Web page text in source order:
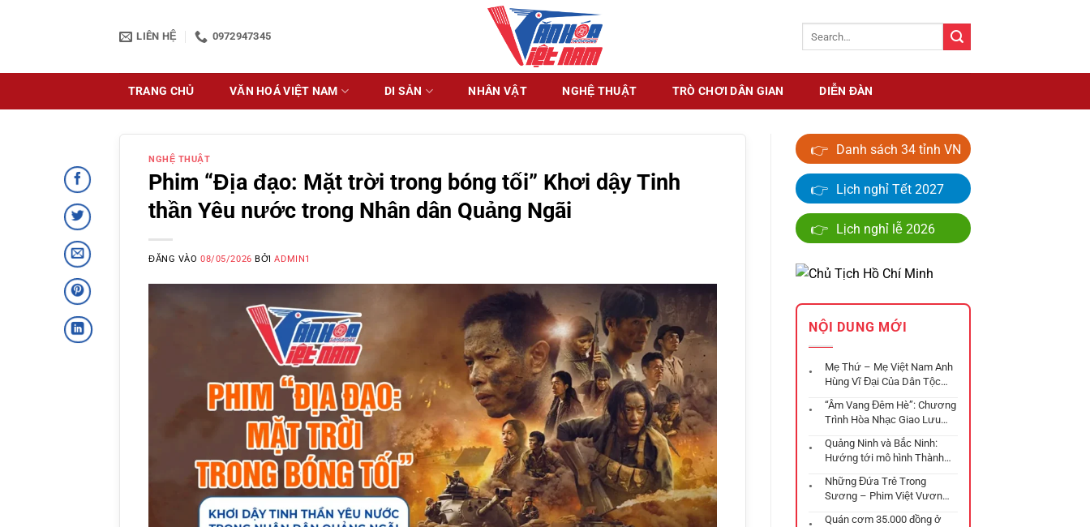
dung
LIÊN HỆ 0972947345
TRANG CHỦ VĂN HOÁ VIỆT NAM DI SẢN NHÂN VẬT NGHỆ THUẬT TRÒ CHƠI DÂN GIAN DIỄN ĐÀN
NGHỆ THUẬT
Phim “Địa đạo: Mặt trời trong bóng tối” Khơi dậy Tinh
thần Yêu nước trong Nhân dân Quảng Ngãi
ĐĂNG VÀO08/05/2026 BỞIADMIN1
👉 Danh sách 34 tỉnh VN
👉 Lịch nghỉ Tết 2027
👉 Lịch nghỉ lễ 2026
NỘI DUNG MỚI
Mẹ Thứ – Mẹ Việt Nam Anh
Hùng Vĩ Đại Của Dân Tộc
Việt
“Âm Vang Đêm Hè”: Chương
Trình Hòa Nhạc Giao Lưu
Quốc Tế Điểm Nhấn Văn
Hóa Tại Đà Nẵng
Quảng Ninh và Bắc Ninh:
Hướng tới mô hình Thành
với những chiến lược phát
triển đột phá
Những Đứa Trẻ Trong
Sương – Phim Việt Vươn
Quán cơm 35.000 đồng ở